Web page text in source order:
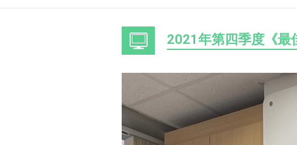
2021年第四季度《最